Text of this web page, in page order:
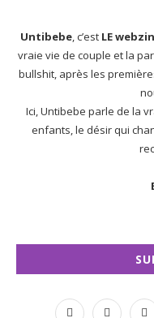
Untibebe, c’est LE
vraie vie de couple et la
bullshit, après les
Ici, Untibebe parle de la
enfants, le désir qui